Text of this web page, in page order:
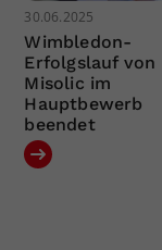
30.06.2025
Wimbledon-
Erfolgslauf von
Misolic im
Hauptbewerb
beendet